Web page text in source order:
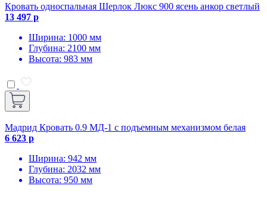
Кровать односпальная Шерлок Люкс 900 ясень анкор светлый
13 497 р
Ширина: 1000 мм
Глубина: 2100 мм
Высота: 983 мм
Мадрид Кровать 0.9 МД-1 с подъемным механизмом белая
6 623 р
Ширина: 942 мм
Глубина: 2032 мм
Высота: 950 мм